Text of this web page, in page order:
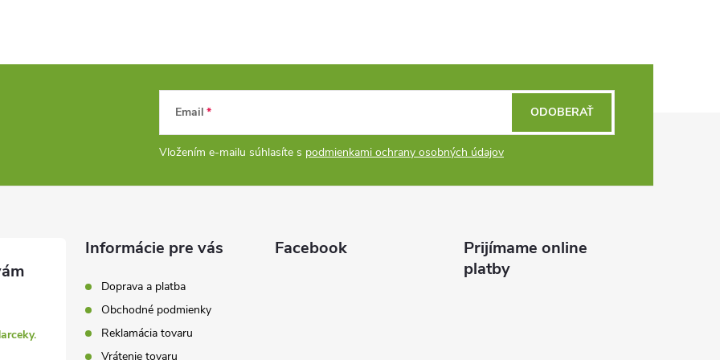
Email
Vložením e-mailu súhlasíte s podmienkami ochrany osobných údajov
ODOBERAŤ
Informácie pre vás
Doprava a platba
Obchodné podmienky
Reklamácia tovaru
Vrátenie tovaru
Facebook
Prijímame online
platby